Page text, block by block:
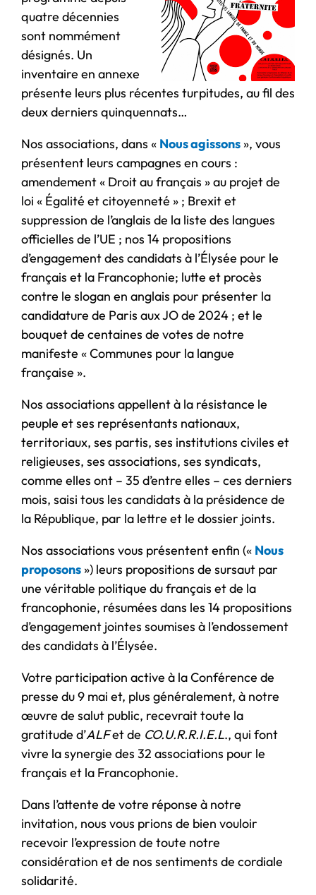
quatre décennies
sont nommément
désignés. Un
inventaire en annexe
présente leurs plus récentes turpitudes, au fil des
deux derniers quinquennats…
Nos associations, dans « Nous agissons », vous
présentent leurs campagnes en cours :
amendement « Droit au français » au projet de
loi « Égalité et citoyenneté » ; Brexit et
suppression de l’anglais de la liste des langues
officielles de l’UE ; nos 14 propositions
d’engagement des candidats à l’Élysée pour le
français et la Francophonie; lutte et procès
contre le slogan en anglais pour présenter la
candidature de Paris aux JO de 2024 ; et le
bouquet de centaines de votes de notre
manifeste « Communes pour la langue
française ».
Nos associations appellent à la résistance le
peuple et ses représentants nationaux,
territoriaux, ses partis, ses institutions civiles et
religieuses, ses associations, ses syndicats,
comme elles ont – 35 d’entre elles – ces derniers
mois, saisi tous les candidats à la présidence de
la République, par la lettre et le dossier joints.
Nos associations vous présentent enfin (« Nous
proposons ») leurs propositions de sursaut par
une véritable politique du français et de la
francophonie, résumées dans les 14 propositions
d’engagement jointes soumises à l’endossement
des candidats à l’Élysée.
Votre participation active à la Conférence de
presse du 9 mai et, plus généralement, à notre
œuvre de salut public, recevrait toute la
gratitude d’ALFet de CO.U.R.R.I.E.L., qui font
vivre la synergie des 32 associations pour le
français et la Francophonie.
Dans l’attente de votre réponse à notre
invitation, nous vous prions de bien vouloir
recevoir l’expression de toute notre
considération et de nos sentiments de cordiale
solidarité.